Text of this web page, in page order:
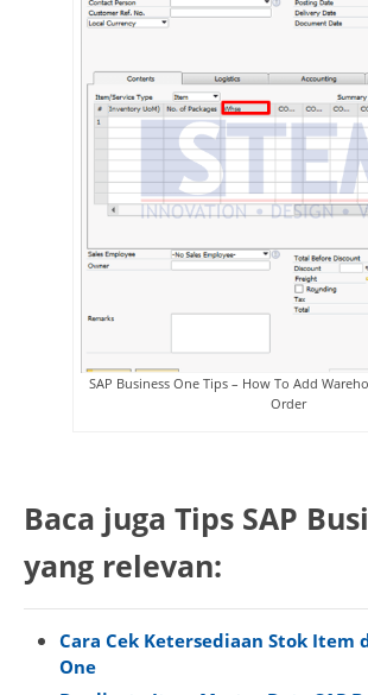
SAP Business One Tips – How To Add
Order
Baca juga Tips SAP
yang relevan:
Cara Cek Ketersediaan Stok Item
One